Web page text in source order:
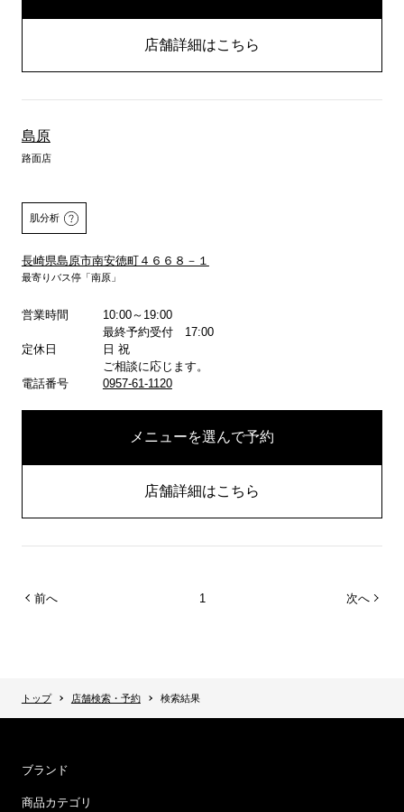
店舗詳細はこちら
島原
路面店
肌分析
長崎県島原市南安徳町４６６８－１
最寄りバス停「南原」
営業時間
10:00～19:00
最終予約受付 17:00
定休日
日 祝
ご相談に応じます。
電話番号
0957-61-1120
メニューを選んで予約
店舗詳細はこちら
前へ 1 次へ
トップ 店舗検索・予約 検索結果
ブランド
商品カテゴリ